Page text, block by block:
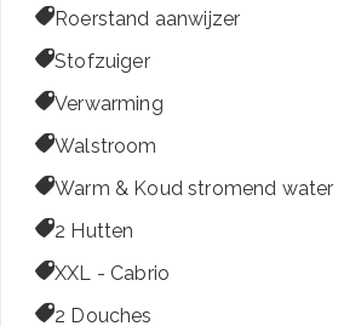
Roerstand aanwijzer
Stofzuiger
Verwarming
Walstroom
Warm & Koud stromend water
2 Hutten
XXL - Cabrio
2 Douches